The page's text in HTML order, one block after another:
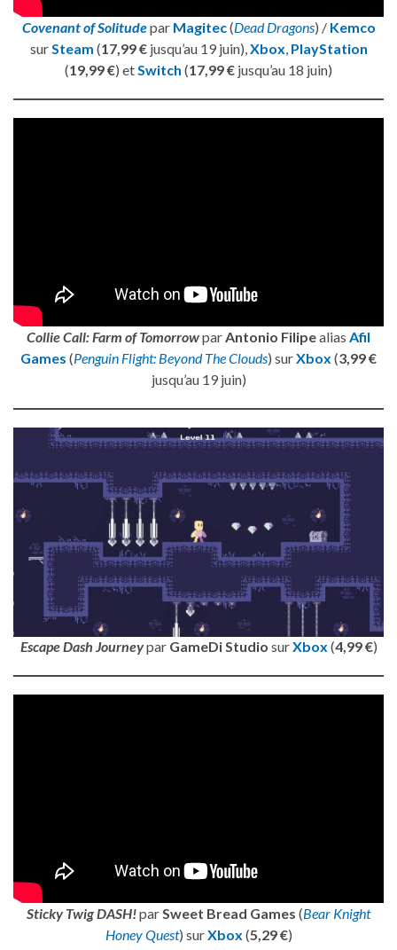
Covenant of Solitudepar Magitec(Dead Dragons) / Kemco
surSteam (17,99 €jusqu’au 19 juin),Xbox, PlayStation
(19,99 €) etSwitch (17,99 € jusqu’au 18 juin)
Collie Call: Farm of TomorrowparAntonio Filipealias Afil
Games (Penguin Flight: Beyond The Clouds) surXbox (3,99 €
jusqu’au 19 juin)
Escape Dash Journeypar GameDi Studio surXbox (4,99 €)
Sticky Twig DASH!parSweet Bread Games (Bear Knight
Honey Quest) surXbox (5,29 €)